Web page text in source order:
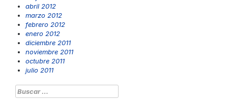
abril 2012
marzo 2012
febrero 2012
enero 2012
diciembre 2011
noviembre 2011
octubre 2011
julio 2011
Buscar: